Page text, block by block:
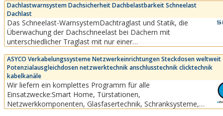
Dachlastwarnsystem Dachsicherheit Dachbelastbarkeit Schneelast
Dachlast
Das Schneelast-WarnsystemDachtraglast und Statik, die
Überwachung der Dachschneelast bei Dächern mit
unterschiedlicher Traglast mit nur einer
unterschiedlichen Flächen oft eigene Traglasten und damit auch
spezifische Belastungsgrenzwerte.Mit SNOWprotect-Systemen...
ASYCO Verkabelungssysteme Netzwerkeinrichtungen Steckdosen weltweit
Potenzialausgleichdosen netzwerktechnik anschlusstechnik clicktechnik
kabelkanäle
Wir liefern ein komplettes Programm für alle
Einsatzwecke:Smart Home, Türstationen,
Netzwerkkomponenten, Glasfasertechnik, Schranksysteme,